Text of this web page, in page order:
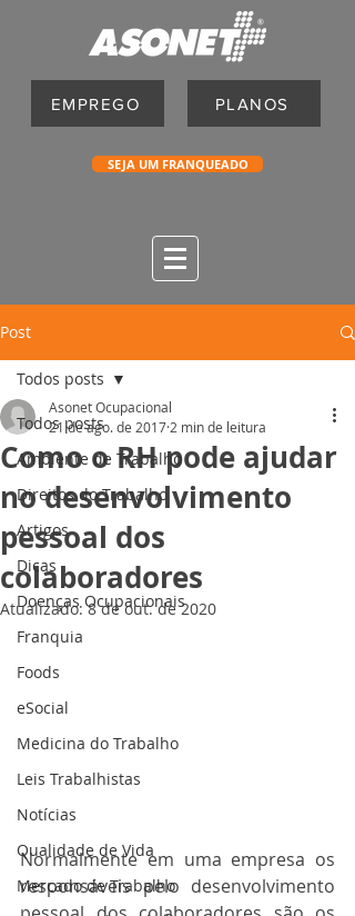
EMPREGO PLANOS
SEJA UM FRANQUEADO
Post
Todos posts
Ambiente de Trabalho
Direitos do Trabalho
Artigos
Dicas
Doenças Ocupacionais
Franquia
Foods
eSocial
Medicina do Trabalho
Leis Trabalhistas
Notícias
Qualidade de Vida
Mercado de Trabalho
Todos posts
Como o RH pode ajudar
no desenvolvimento
pessoal dos
colaboradores
Asonet Ocupacional
21 de ago. de 2017 2 min de leitura
Atualizado:8 de out. de 2020
Normalmente em uma empresa os
responsáveis pelo desenvolvimento